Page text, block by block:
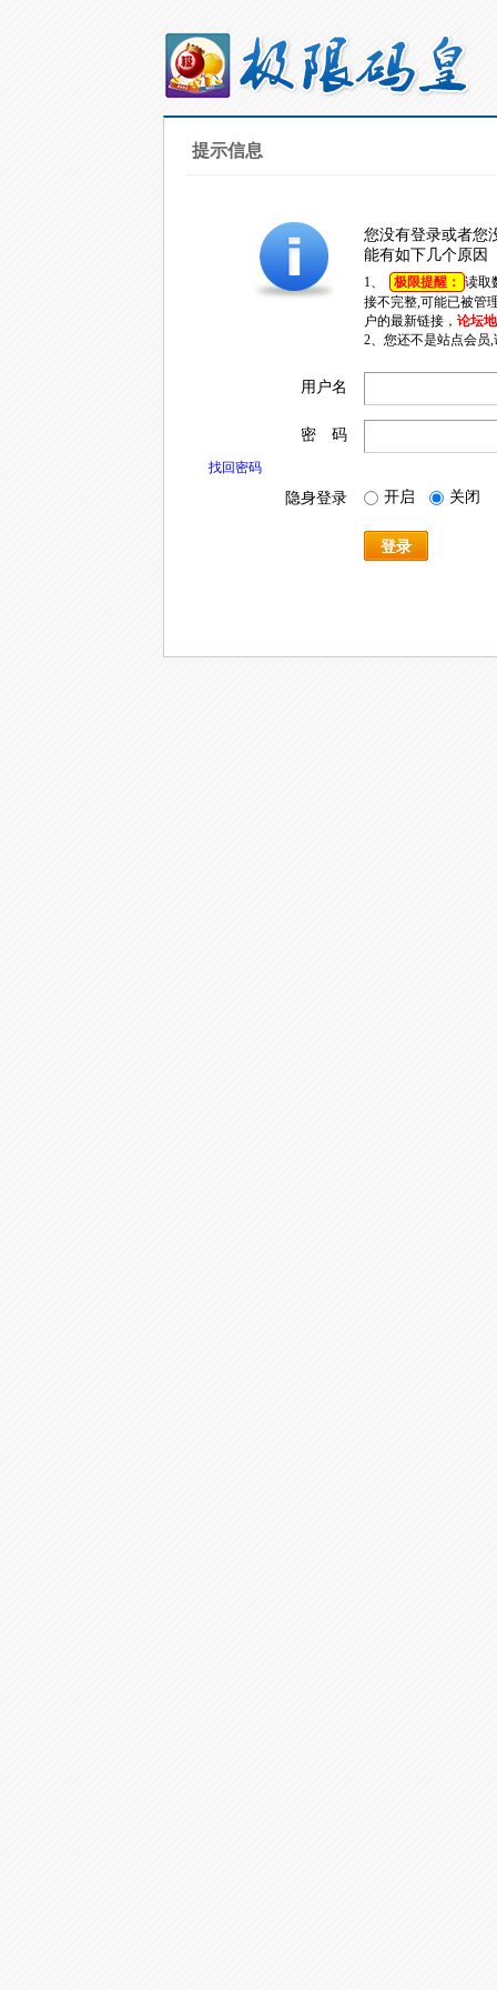
提示信息
您没有登录或者您
能有如下几个原因
1、 极限提醒： 读取
接不完整,可能已被管
户的最新链接， 论坛
2、您还不是站点会员
用户名
密 码
找回密码
隐身登录 开启 关闭
登录